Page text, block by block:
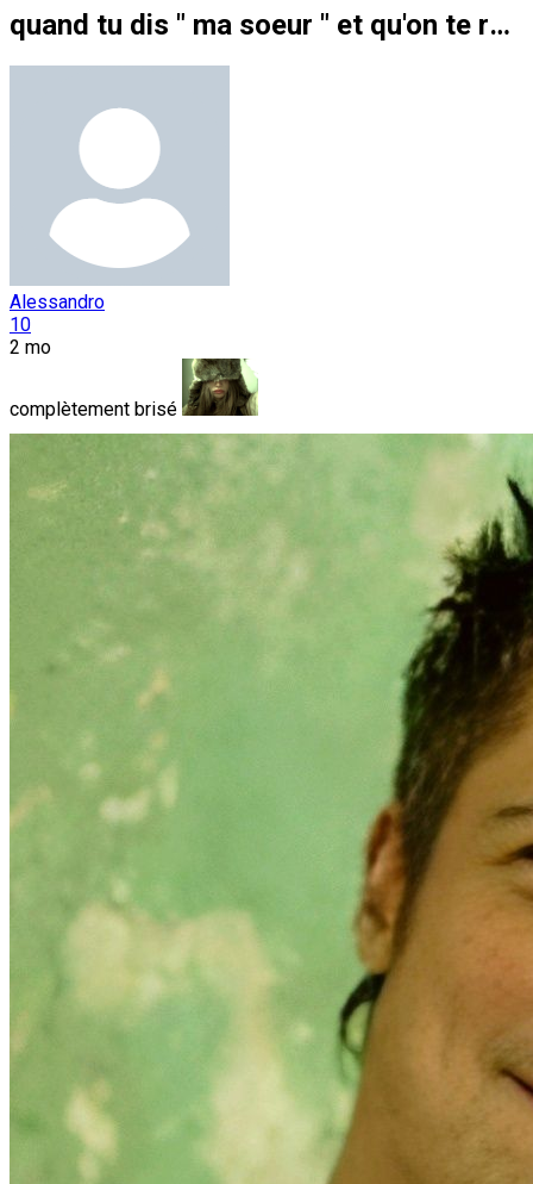
quand tu dis " ma soeur " et qu'on te répond pas
Alessandro
10
2 mo
complètement brisé